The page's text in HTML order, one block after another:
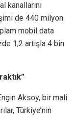
kanallarını
de 440 milyon
mobil data
1,2 artışla 4 bin
Aksoy, bir mali
Türkiye’nin